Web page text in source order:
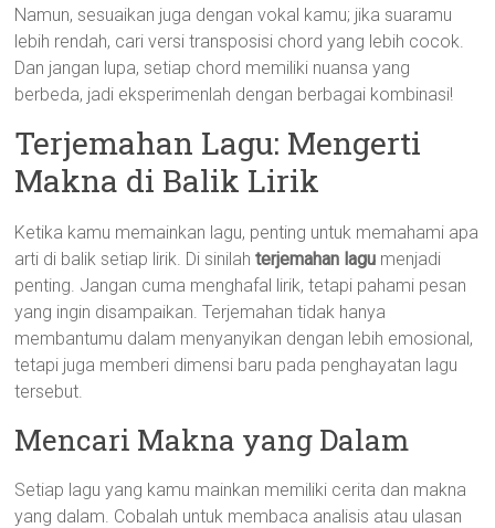
Namun, sesuaikan juga dengan vokal kamu; jika suaramu
lebih rendah, cari versi transposisi chord yang lebih cocok.
Dan jangan lupa, setiap chord memiliki nuansa yang
berbeda, jadi eksperimenlah dengan berbagai kombinasi!
Terjemahan Lagu: Mengerti
Makna di Balik Lirik
Ketika kamu memainkan lagu, penting untuk memahami apa
arti di balik setiap lirik. Di sinilahterjemahan lagu menjadi
penting. Jangan cuma menghafal lirik, tetapi pahami pesan
yang ingin disampaikan. Terjemahan tidak hanya
membantumu dalam menyanyikan dengan lebih emosional,
tetapi juga memberi dimensi baru pada penghayatan lagu
tersebut.
Mencari Makna yang Dalam
Setiap lagu yang kamu mainkan memiliki cerita dan makna
yang dalam. Cobalah untuk membaca analisis atau ulasan